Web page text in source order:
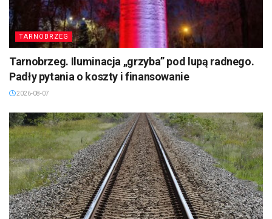
TARNOBRZEG
Tarnobrzeg. Iluminacja „grzyba” pod lupą radnego.
Padły pytania o koszty i finansowanie
2026-08-07